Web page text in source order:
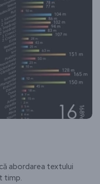
abordarea textului
timp.